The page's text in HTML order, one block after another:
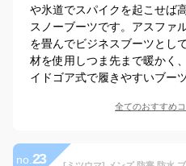
や氷道でスパイクを起こせば
スノーブーツです。アスファ
を畳んでビジネスブーツとし
材を使用しつま先まで暖かく
イドゴア式で履きやすいブー
全てのおすすめ
no. 23